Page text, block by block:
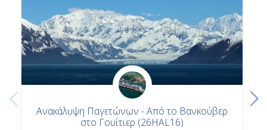
Κρουαζιερες Βανκουβερ
7ημερη Κρουαζιερα
Κρουαζιερα Κολπος Παγετωνων Αλασκα
Κρουαζιερες Τζουνο Αλασκα
Ανακάλυψη Παγετώνων - Από το Βανκούβερ
στο Γουίτιερ (26HAL16)